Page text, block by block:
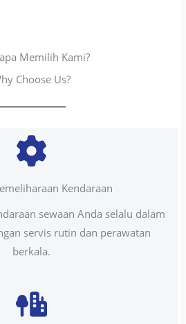
Memilih Kami?
Choose Us?
Kendaraan
sewaan Anda selalu dalam
servis rutin dan perawatan
berkala.